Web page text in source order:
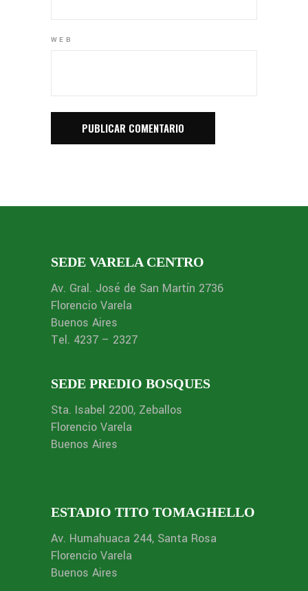
WEB
SEDE VARELA CENTRO
Av. Gral. José de San Martín 2736
Florencio Varela
Buenos Aires
Tel. 4237 – 2327
SEDE PREDIO BOSQUES
Sta. Isabel 2200, Zeballos
Florencio Varela
Buenos Aires
ESTADIO TITO TOMAGHELLO
Av. Humahuaca 244, Santa Rosa
Florencio Varela
Buenos Aires